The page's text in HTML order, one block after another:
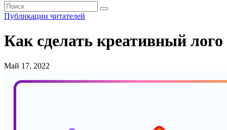
Публикации читателей
Как сделать креативный лого
Май 17, 2022